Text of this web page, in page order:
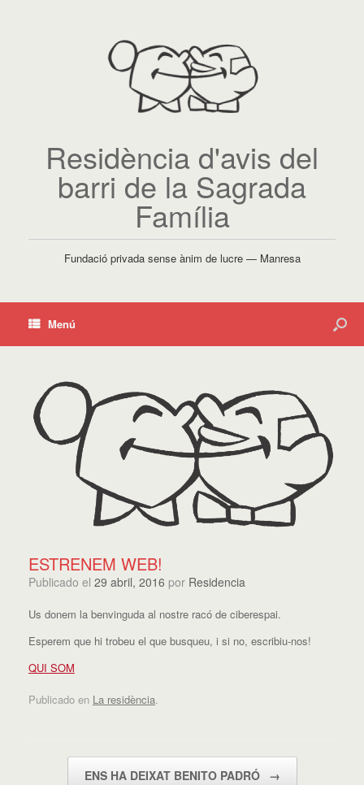
Residència d'avis del
barri de la Sagrada
Família
Fundació privada sense ànim de lucre — Manresa
Menú
ESTRENEM WEB!
Publicado el 29 abril, 2016 por Residencia
Us donem la benvinguda al nostre racó de ciberespai.
Esperem que hi trobeu el que busqueu, i si no, escribiu-nos!
QUI SOM
Publicado en La residència.
ENS HA DEIXAT BENITO PADRÓ →